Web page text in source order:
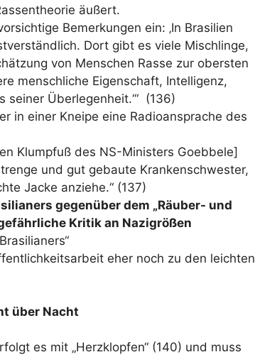
äußert.
Bemerkungen ein: ‚In Brasilien
Dort gibt es viele Mischlinge,
von Menschen Rasse zur obersten
menschliche Eigenschaft, Intelligenz,
seiner Überlegenheit.‘“ (136)
in einer Kneipe eine Radioansprache des
Klumpfuß des NS-Ministers Goebbele]
und gut gebaute Krankenschwester,
Jacke anziehe.“ (137)
gegenüber dem „Räuber- und
Kritik an Nazigrößen
eher noch zu den leichten
über Nacht
es mit „Herzklopfen“ (140) und muss